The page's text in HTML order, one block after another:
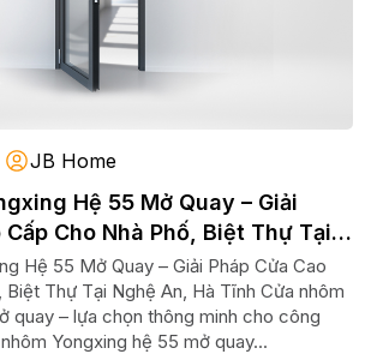
JB Home
Hệ 55 Mở Quay – Giải
Cấp Cho Nhà Phố, Biệt Thự Tại
Hệ 55 Mở Quay – Giải Pháp Cửa Cao
Biệt Thự Tại Nghệ An, Hà Tĩnh Cửa nhôm
quay – lựa chọn thông minh cho công
Yongxing hệ 55 mở quay...